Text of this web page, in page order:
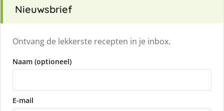
Nieuwsbrief
Ontvang de lekkerste recepten in je inbox.
Naam (optioneel)
E-mail